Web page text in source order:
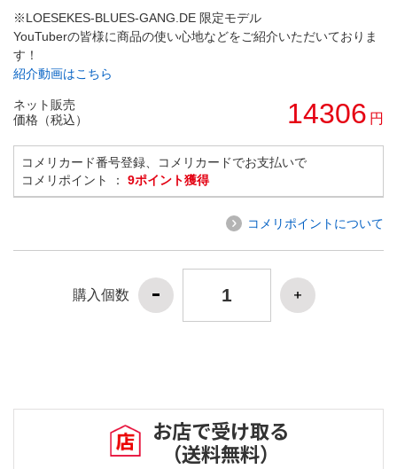
※LOESEKES-BLUES-GANG.DE 限定モデル
YouTuberの皆様に商品の使い心地などをご紹介いただいておりま
す！
紹介動画はこちら
ネット販売
価格（税込）
14306 円
コメリカード番号登録、コメリカードでお支払いで
コメリポイント ： 9ポイント獲得
コメリポイントについて
購入個数
お店で受け取る
（送料無料）